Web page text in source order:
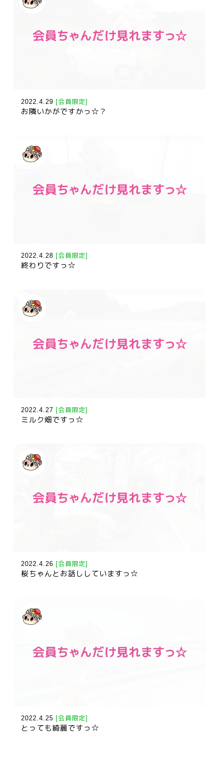
2022.4.29 [会員限定]
お隣いかがですかっ☆？
2022.4.28 [会員限定]
終わりですっ☆
2022.4.27 [会員限定]
ミルク畑ですっ☆
2022.4.26 [会員限定]
桜ちゃんとお話ししていますっ☆
2022.4.25 [会員限定]
とっても綺麗ですっ☆